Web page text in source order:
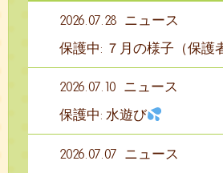
2026.07.28
ニュース
保護中: ７月の様子（保護
2026.07.10
ニュース
保護中: 水遊び
2026.07.07
ニュース